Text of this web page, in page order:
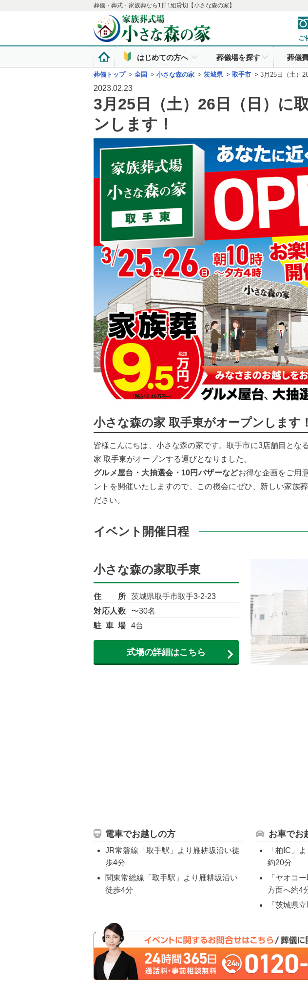
葬儀・葬式・家族葬なら1日1組貸切【小さな森の家】
ご
はじめての方へ 葬儀場を探す 葬儀
葬儀トップ > 全国 > 小さな森の家 > 茨城県 > 取手市 > 3月25日（土）
2023.02.23
3月25日（土）26日（日）に
ンします！
小さな森の家 取手東がオープンします！
皆様こんにちは、小さな森の家です。取手市に3店舗目とな
家 取手東がオープンする運びとなりました。
グルメ屋台・大抽選会・10円バザーなどお得な企画をご用
ントを開催いたしますので、この機会にぜひ、新しい家族
ださい。
イベント開催日程
小さな森の家取手東
住所 茨城県取手市取手3-2-23
対応人数
〜30名
駐車場
4台
式場の詳細はこちら
電車でお越しの方
JR常磐線「取手駅」より雁耕坂沿い徒
歩4分
関東常総線「取手駅」より雁耕坂沿い
徒歩4分
お車でお
「柏IC」
約20分
「ヤオコ
方面へ約4
「茨城県